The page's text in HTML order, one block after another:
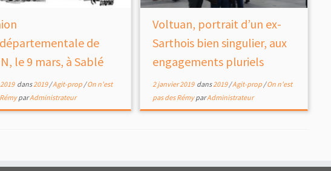
de
le 9 mars, à Sablé
dans2019/Agit-prop /On n'est
parAdministrateur
Voltuan, portrait d’un ex-
Sarthois bien singulier, aux
engagements pluriels
2 janvier 2019dans2019/Agit-prop /On n'est
pas des RémyparAdministrateur